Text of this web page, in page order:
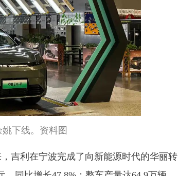
下线。资料图
吉利在宁波完成了向新能源时代的华丽转